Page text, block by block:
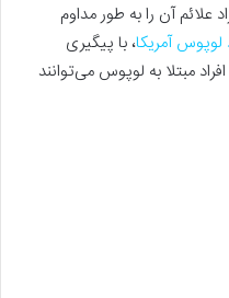
علائم آن را به‌ طور مداوم
لوپوس آمریکا، با پیگیری
80 تا 90 درصد افراد مبتلا به لوپوس می‌توانند